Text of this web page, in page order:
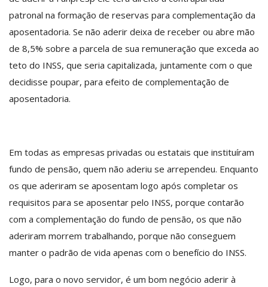
patronal na formação de reservas para complementação da
aposentadoria. Se não aderir deixa de receber ou abre mão
de 8,5% sobre a parcela de sua remuneração que exceda ao
teto do INSS, que seria capitalizada, juntamente com o que
decidisse poupar, para efeito de complementação de
aposentadoria.
Em todas as empresas privadas ou estatais que instituíram
fundo de pensão, quem não aderiu se arrependeu. Enquanto
os que aderiram se aposentam logo após completar os
requisitos para se aposentar pelo INSS, porque contarão
com a complementação do fundo de pensão, os que não
aderiram morrem trabalhando, porque não conseguem
manter o padrão de vida apenas com o benefício do INSS.
Logo, para o novo servidor, é um bom negócio aderir à